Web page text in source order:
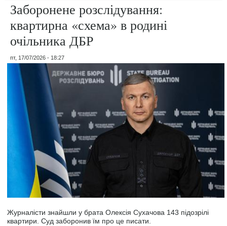
Заборонене розслідування:
квартирна «схема» в родині
очільника ДБР
пт, 17/07/2026 - 18:27
Журналісти знайшли у брата Олексія Сухачова 143 підозрілі
квартири. Суд заборонив їм про це писати.